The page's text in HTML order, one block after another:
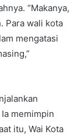
“Makanya,
Para wali kota
mengatasi
memimpin
itu, Wai Kota